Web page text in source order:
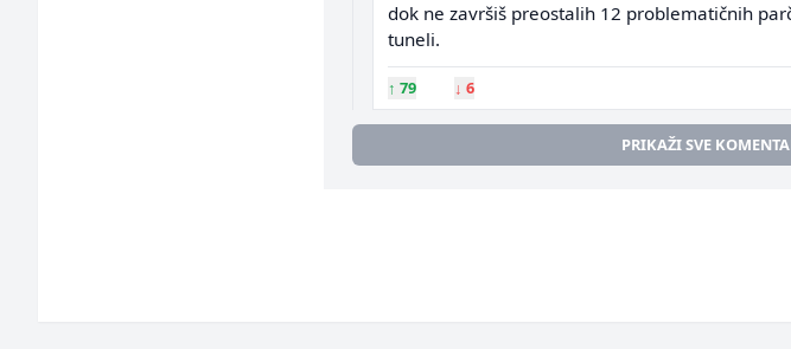
dok ne završiš preostalih 12 problematičnih
tuneli.
↑ 79 ↓ 6
PRIKAŽI SVE